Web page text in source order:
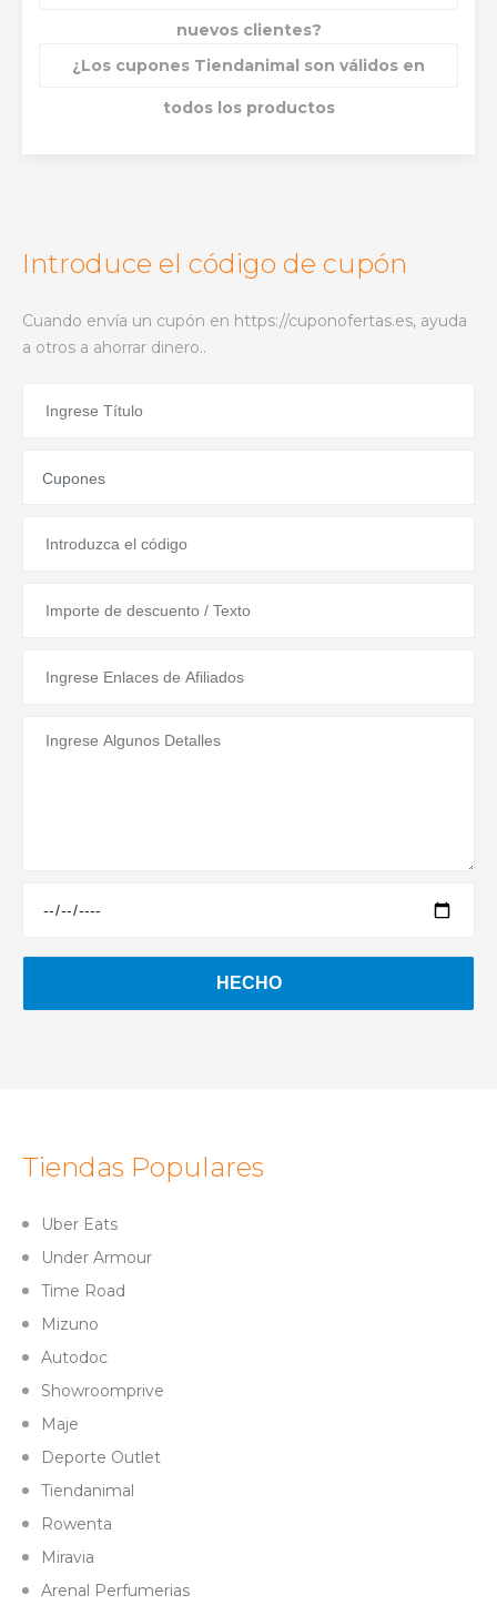
nuevos clientes?
¿Los cupones Tiendanimal son válidos en
todos los productos
Introduce el código de cupón
Cuando envía un cupón en https://cuponofertas.es, ayuda
a otros a ahorrar dinero..
Tiendas Populares
Uber Eats
Under Armour
Time Road
Mizuno
Autodoc
Showroomprive
Maje
Deporte Outlet
Tiendanimal
Rowenta
Miravia
Arenal Perfumerias